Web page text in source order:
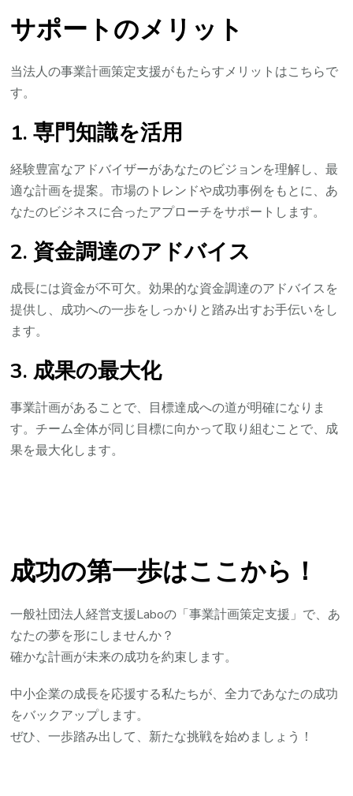
サポートのメリット
当法人の事業計画策定支援がもたらすメリットはこちらで
す。
1. 専門知識を活用
経験豊富なアドバイザーがあなたのビジョンを理解し、最
適な計画を提案。市場のトレンドや成功事例をもとに、あ
なたのビジネスに合ったアプローチをサポートします。
2. 資金調達のアドバイス
成長には資金が不可欠。効果的な資金調達のアドバイスを
提供し、成功への一歩をしっかりと踏み出すお手伝いをし
ます。
3. 成果の最大化
事業計画があることで、目標達成への道が明確になりま
す。チーム全体が同じ目標に向かって取り組むことで、成
果を最大化します。
成功の第一歩はここから！
一般社団法人経営支援Laboの「事業計画策定支援」で、あ
なたの夢を形にしませんか？
確かな計画が未来の成功を約束します。
中小企業の成長を応援する私たちが、全力であなたの成功
をバックアップします。
ぜひ、一歩踏み出して、新たな挑戦を始めましょう！